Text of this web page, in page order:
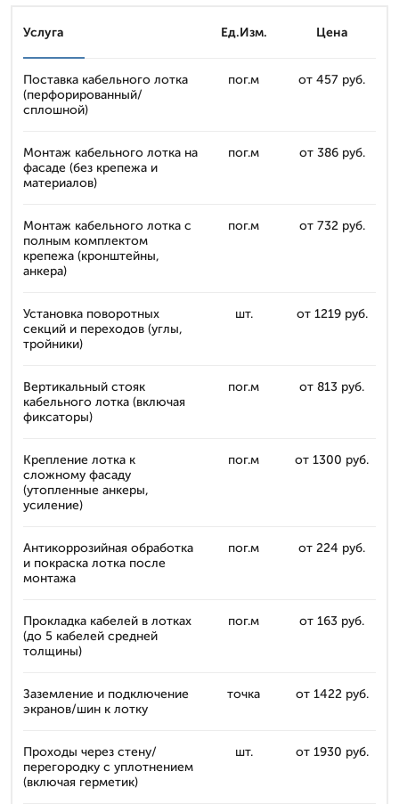
Услуга Ед.Изм. Цена
Поставка кабельного лотка
(перфорированный/
сплошной)
пог.м от 457 руб.
Монтаж кабельного лотка на
фасаде (без крепежа и
материалов)
пог.м от 386 руб.
Монтаж кабельного лотка с
полным комплектом
крепежа (кронштейны,
анкера)
пог.м от 732 руб.
Установка поворотных
секций и переходов (углы,
тройники)
шт. от 1219 руб.
Вертикальный стояк
кабельного лотка (включая
фиксаторы)
пог.м от 813 руб.
Крепление лотка к
сложному фасаду
(утопленные анкеры,
усиление)
пог.м от 1300 руб.
Антикоррозийная обработка
и покраска лотка после
монтажа
пог.м от 224 руб.
Прокладка кабелей в лотках
(до 5 кабелей средней
толщины)
пог.м от 163 руб.
Заземление и подключение
экранов/шин к лотку
точка от 1422 руб.
Проходы через стену/
перегородку с уплотнением
(включая герметик)
шт. от 1930 руб.